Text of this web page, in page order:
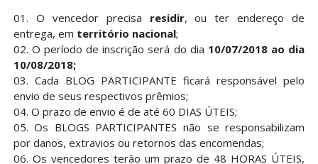
01. O vencedor precisa residir, ou ter endereço de
entrega, em território nacional;
02. O período de inscrição será do dia 10/07/2018 ao dia
10/08/2018;
03. Cada BLOG PARTICIPANTE ficará responsável pelo
envio de seus respectivos prêmios;
04. O prazo de envio é de até 60 DIAS ÚTEIS;
05. Os BLOGS PARTICIPANTES não se responsabilizam
por danos, extravios ou retornos das encomendas;
06. Os vencedores terão um prazo de 48 HORAS ÚTEIS,